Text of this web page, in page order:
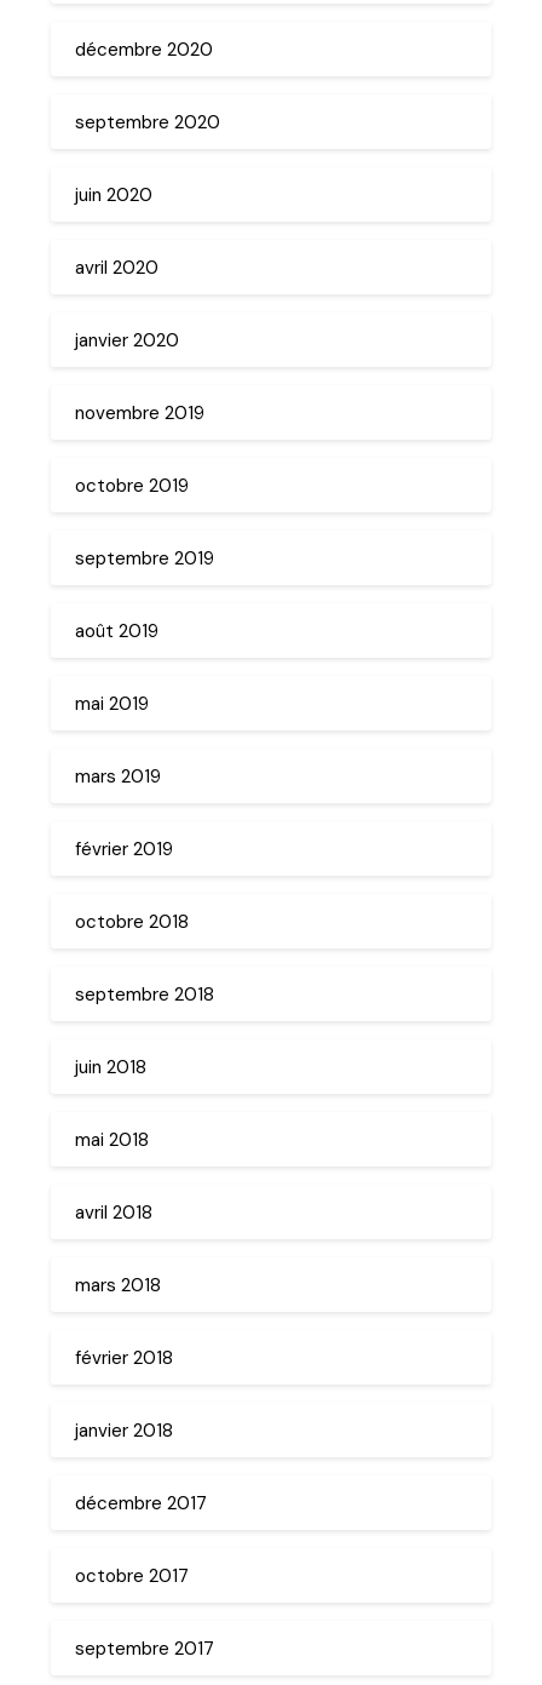
décembre 2020
septembre 2020
juin 2020
avril 2020
janvier 2020
novembre 2019
octobre 2019
septembre 2019
août 2019
mai 2019
mars 2019
février 2019
octobre 2018
septembre 2018
juin 2018
mai 2018
avril 2018
mars 2018
février 2018
janvier 2018
décembre 2017
octobre 2017
septembre 2017